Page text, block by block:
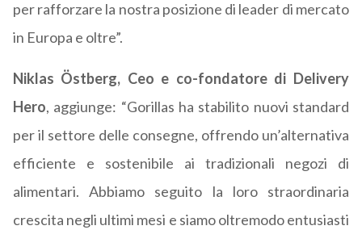
per rafforzare la nostra posizione di leader di mercato
in Europa e oltre”.
Niklas Östberg, Ceo e co-fondatore di Delivery
Hero, aggiunge: “Gorillas ha stabilito nuovi standard
per il settore delle consegne, offrendo un’alternativa
efficiente e sostenibile ai tradizionali negozi di
alimentari. Abbiamo seguito la loro straordinaria
crescita negli ultimi mesi e siamo oltremodo entusiasti